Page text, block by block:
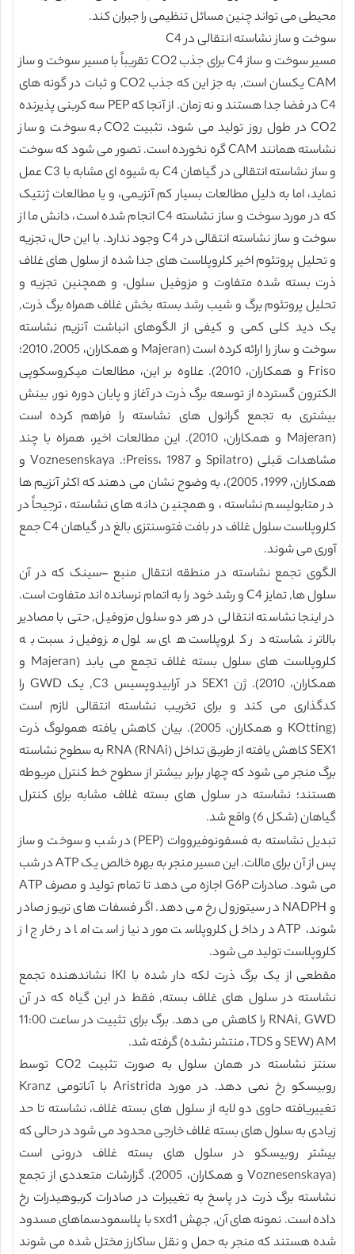
محیطی می تواند چنین مسائل تنظیمی را جبران کند.
سوخت و ساز نشاسته انتقالی در C4
مسیر سوخت و ساز C4 برای جذب CO2 تقریباً با مسیر سوخت و ساز
CAM یکسان است, به جز این که جذب CO2 و ثبات در گونه های
C4 در فضا جدا هستند و نه زمان. از آنجا که PEP سه کربنی پذیرنده
CO2 در طول روز تولید می شود، تثبیت CO2 به سوخت و ساز
نشاسته همانند CAM گره نخورده است. تصور می شود که سوخت
و ساز نشاسته انتقالی در گیاهان C4 به شیوه ای مشابه با C3 عمل
نماید، اما به دلیل مطالعات بسیار کم آنزیمی، و یا مطالعات ژنتیک
که در مورد سوخت و ساز نشاسته C4 انجام شده است، دانش ما از
سوخت و ساز نشاسته انتقالی در C4 وجود ندارد. با این حال، تجزیه
و تحلیل پروتئوم اخیر کلروپلاست های جدا شده از سلول های غلاف
ذرت بسته شده متفاوت و مزوفیل سلول، و همچنین تجزیه و
تحلیل پروتئوم برگ و شیب رشد بسته بخش غلاف همراه برگ ذرت,
یک دید کلی کمی و کیفی از الگوهای انباشت آنزیم نشاسته
سوخت و ساز را ارائه کرده است (Majeran و همکاران، 2005، 2010؛
Friso و همکاران، 2010). علاوه بر این، مطالعات میکروسکوپی
الکترون گسترده از توسعه برگ ذرت در آغاز و پایان دوره نور, بینش
بیشتری به تجمع گرانول های نشاسته را فراهم کرده است
(Majeran و همکاران، 2010). این مطالعات اخیر، همراه با چند
مشاهدات قبلی (Spilatro و Preiss، 1987؛. Voznesenskaya و
همکاران، 1999، 2005)، به وضوح نشان می دهند که اکثر آنزیم ها
در متابولیسم نشاسته، و همچنین دانه های نشاسته، ترجیحاً در
کلروپلاست سلول غلاف در بافت فتوسنتزی بالغ در گیاهان C4 جمع
آوری می شوند.
الگوی تجمع نشاسته در منطقه انتقال منبع –سینک که در آن
سلول ها, تمایز C4 و رشد خود را به اتمام نرسانده اند متفاوت است.
در اینجا نشاسته انتقالی در هر دو سلول مزوفیل, حتی با مصادیر
بالاتر نشاسته در کلروپلاست های سلول مزوفیل نسبت به
کلروپلاست های سلول بسته غلاف تجمع می یابد (Majeran و
همکاران، 2010). ژن SEX1 در آرابیدوپسیس C3, یک GWD را
کدگذاری می کند و برای تخریب نشاسته انتقالی لازم است
(KOtting و همکاران، 2005). بیان کاهش یافته همولوگ ذرت
SEX1 کاهش یافته از طریق تداخل RNA (RNAi) به سطوح نشاسته
برگ منجر می شود که چهار برابر بیشتر از سطوح خط کنترل مربوطه
هستند؛ نشاسته در سلول های بسته غلاف مشابه برای کنترل
گیاهان (شکل 6) واقع شد.
تبدیل نشاسته به فسفونوفیرووات (PEP) در شب و سوخت و ساز
پس از آن برای مالات. این مسیر منجر به بهره خالص یک ATP در شب
می شود. صادرات G6P اجازه می دهد تا تمام تولید و مصرف ATP
و NADPH در سیتوزول رخ می دهد. اگر فسفات های تریوز صادر
شوند، ATP در داخل کلروپلاست مورد نیاز است اما در خارج از
کلروپلاست تولید می شود.
مقطعی از یک برگ ذرت لکه دار شده با IKI نشاندهنده تجمع
نشاسته در سلول های غلاف بسته, فقط در این گیاه که در آن
RNAi, GWD را کاهش می دهد. برگ برای تثبیت در ساعت 11:00
AM (SEW و TDS، منتشر نشده) گرفته شد.
سنتز نشاسته در همان سلول به صورت تثبیت CO2 توسط
روبیسکو رخ نمی دهد. در مورد Aristrida با آناتومی Kranz
تغییریافته حاوی دو لایه از سلول های بسته غلاف، نشاسته تا حد
زیادی به سلول های بسته غلاف خارجی محدود می شود در حالی که
بیشتر روبیسکو در سلول های بسته غلاف درونی است
(Voznesenskaya و همکاران، 2005). گزارشات متعددی از تجمع
نشاسته برگ ذرت در پاسخ به تغییرات در صادرات کربوهیدرات رخ
داده است. نمونه های آن, جهش sxd1 با پلاسمودسماهای مسدود
شده هستند که منجر به حمل و نقل ساکارز مختل شده می شوند